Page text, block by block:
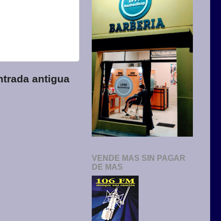
antigua
VENDE MAS SIN PAGAR
DE MAS